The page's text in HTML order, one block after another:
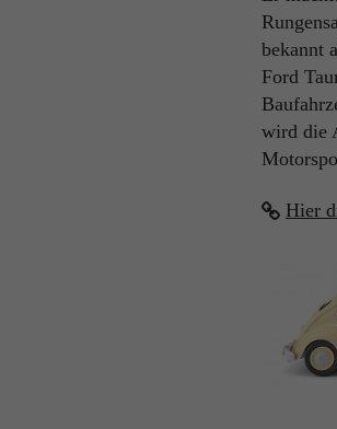
bekannt
Ford
wird die
Hier